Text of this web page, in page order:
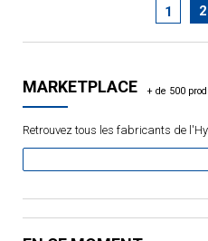
1 2
MARKETPLACE
Retrouvez tous les fabricants de